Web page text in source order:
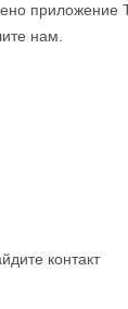
приложение
нам.
контакт